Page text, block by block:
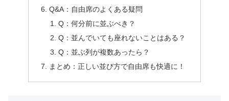
Q&A：自由席のよくある疑問
Q：何分前に並ぶべき？
Q：並んでいても座れないことはある？
Q：並ぶ列が複数あったら？
まとめ：正しい並び方で自由席も快適に！